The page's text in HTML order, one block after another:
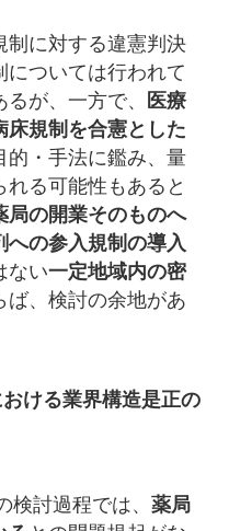
制に対する違憲判決
については行われて
が、一方で、
医療
床規制を合憲とした
的・手法に鑑み、量
る可能性もあると
局の開業そのものへ
の参入規制の導入
ない一定地域内の密
ば、検討の余地があ
ける業界構造是正の
検討過程では、薬局